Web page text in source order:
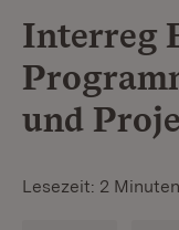
Interreg
und
Lesezeit: 2 Minuten